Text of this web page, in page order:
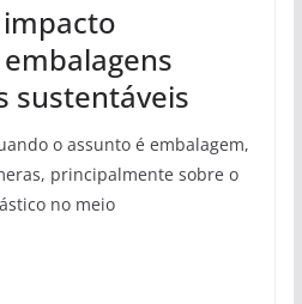
sustentáveis
o assunto é embalagem,
principalmente sobre o
no meio